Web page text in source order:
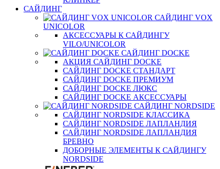
САЙДИНГ
САЙДИНГ VOX
UNICOLOR
АКСЕССУАРЫ К САЙДИНГУ
VILO/UNICOLOR
САЙДИНГ DOCKE
АКЦИЯ САЙДИНГ DOCKE
САЙДИНГ DOCKE СТАНДАРТ
САЙДИНГ DOCKE ПРЕМИУМ
САЙДИНГ DOCKE ЛЮКС
САЙДИНГ DOCKE АКСЕССУАРЫ
САЙДИНГ NORDSIDE
САЙДИНГ NORDSIDE КЛАССИКА
САЙДИНГ NORDSIDE ЛАПЛАНДИЯ
САЙДИНГ NORDSIDE ЛАПЛАНДИЯ
БРЕВНО
ДОБОРНЫЕ ЭЛЕМЕНТЫ К САЙДИНГУ
NORDSIDE